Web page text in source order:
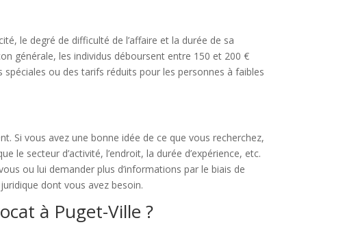
le degré de difficulté de l’affaire et la durée de sa
générale, les individus déboursent entre 150 et 200 €
ou des tarifs réduits pour les personnes à faibles
Si vous avez une bonne idée de ce que vous recherchez,
secteur d’activité, l’endroit, la durée d’expérience, etc.
ou lui demander plus d’informations par le biais de
dont vous avez besoin.
à Puget-Ville ?